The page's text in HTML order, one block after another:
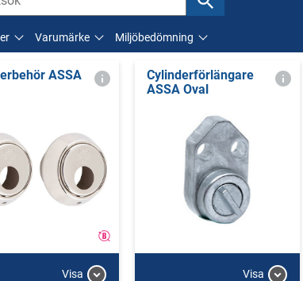
Varumärke Miljöbedömning
ASSA
Visa
Cylinderförlängare
ASSA Oval
Visa